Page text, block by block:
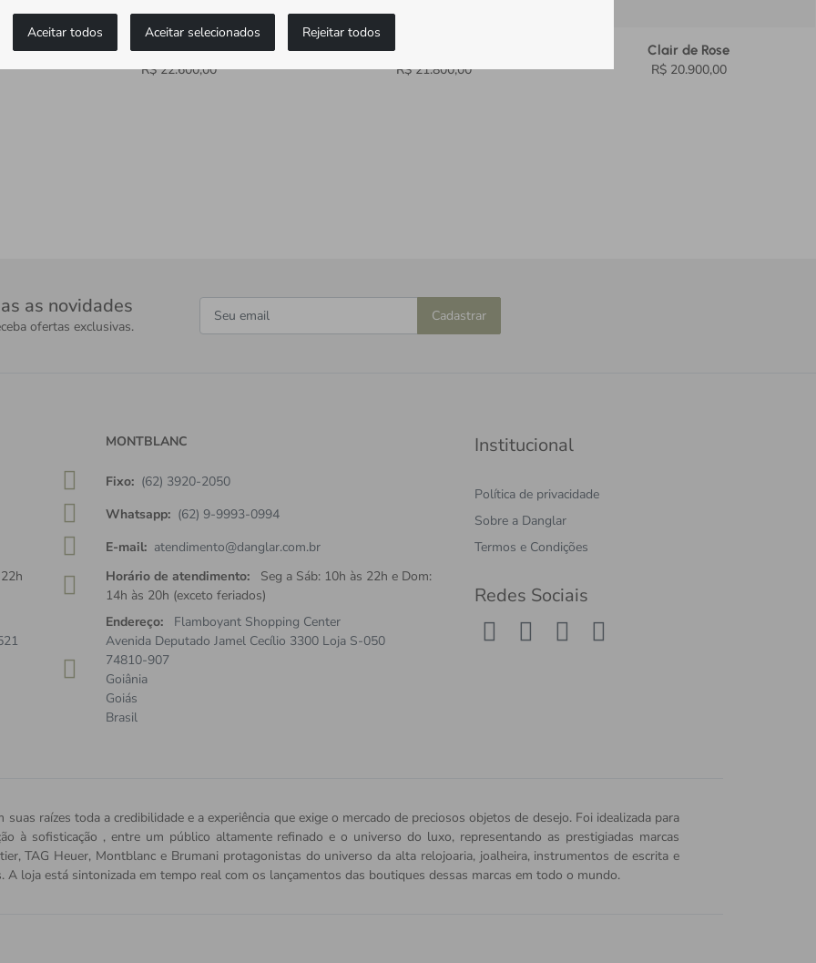
Aceitar todos Aceitar selecionados Rejeitar todos
Clair de Rose
R$ 22.600,00
Clair de Rose
R$ 21.800,00
Clair de Rose
R$ 20.900,00
as novidades
ofertas exclusivas.
Cadastrar
MONTBLANC
Fixo: (62) 3920-2050
Whatsapp: (62) 9-9993-0994
E-mail: atendimento@danglar.com.br
Horário de atendimento:
Seg a Sáb: 10h às 22h e Dom:
14h às 20h (exceto feriados)
Endereço:
Flamboyant Shopping Center
Avenida Deputado Jamel Cecílio 3300 Loja S-050
74810-907
Goiânia
Goiás
Brasil
Institucional
Política de privacidade
Sobre a Danglar
Termos e Condições
Redes Sociais
suas raízes toda a credibilidade e a experiência que exige o mercado de preciosos objetos de desejo. Foi idealizada para
à sofisticação , entre um público altamente refinado e o universo do luxo, representando as prestigiadas marcas
TAG Heuer, Montblanc e Brumani protagonistas do universo da alta relojoaria, joalheira, instrumentos de escrita e
A loja está sintonizada em tempo real com os lançamentos das boutiques dessas marcas em todo o mundo.